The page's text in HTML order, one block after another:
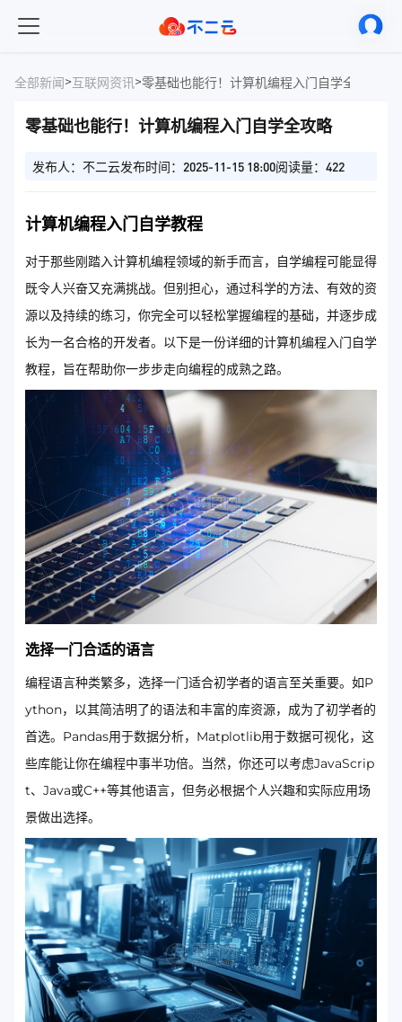
全部新闻>互联网资讯>零基础也能行！计算机编程入门自学全攻略
零基础也能行！计算机编程入门自学全攻略
发布人：不二云发布时间：2025-11-15 18:00阅读量：422
计算机编程入门自学教程
对于那些刚踏入计算机编程领域的新手而言，自学编程可能显得
既令人兴奋又充满挑战。但别担心，通过科学的方法、有效的资
源以及持续的练习，你完全可以轻松掌握编程的基础，并逐步成
长为一名合格的开发者。以下是一份详细的计算机编程入门自学
教程，旨在帮助你一步步走向编程的成熟之路。
选择一门合适的语言
编程语言种类繁多，选择一门适合初学者的语言至关重要。如P
ython，以其简洁明了的语法和丰富的库资源，成为了初学者的
首选。Pandas用于数据分析，Matplotlib用于数据可视化，这
些库能让你在编程中事半功倍。当然，你还可以考虑JavaScrip
t、Java或C++等其他语言，但务必根据个人兴趣和实际应用场
景做出选择。